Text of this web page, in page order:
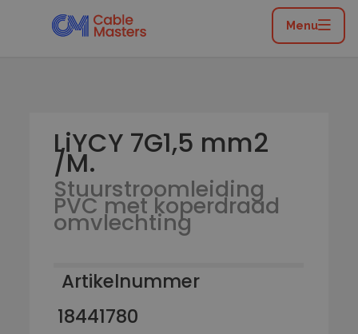
Menu
Home/ Catalogus
Stuurstroomleiding PVC met koperdraad omvlechting
LiYCY 7G1,5 mm2 /M.
LiYCY 7G1,5 mm2
/M.
Stuurstroomleiding
PVC met koperdraad
omvlechting
Artikelnummer
18441780